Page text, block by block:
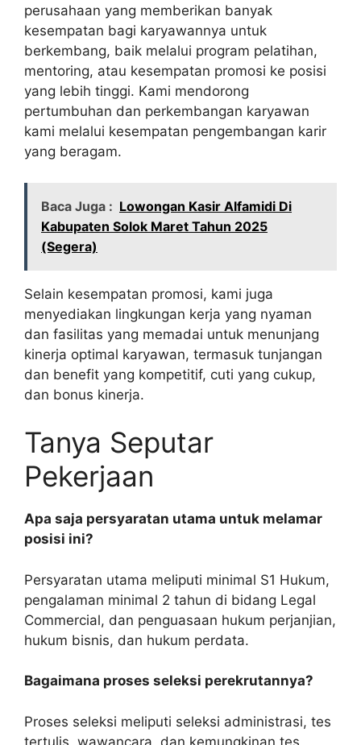
perusahaan yang memberikan banyak
kesempatan bagi karyawannya untuk
berkembang, baik melalui program pelatihan,
mentoring, atau kesempatan promosi ke posisi
yang lebih tinggi. Kami mendorong
pertumbuhan dan perkembangan karyawan
kami melalui kesempatan pengembangan karir
yang beragam.
Baca Juga : Lowongan Kasir Alfamidi Di
Kabupaten Solok Maret Tahun 2025
(Segera)
Selain kesempatan promosi, kami juga
menyediakan lingkungan kerja yang nyaman
dan fasilitas yang memadai untuk menunjang
kinerja optimal karyawan, termasuk tunjangan
dan benefit yang kompetitif, cuti yang cukup,
dan bonus kinerja.
Tanya Seputar
Pekerjaan
Apa saja persyaratan utama untuk melamar
posisi ini?
Persyaratan utama meliputi minimal S1 Hukum,
pengalaman minimal 2 tahun di bidang Legal
Commercial, dan penguasaan hukum perjanjian,
hukum bisnis, dan hukum perdata.
Bagaimana proses seleksi perekrutannya?
Proses seleksi meliputi seleksi administrasi, tes
tertulis, wawancara, dan kemungkinan tes